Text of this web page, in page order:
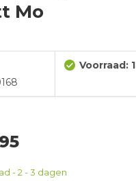
Mo
Voorraad: 1
- 2 - 3 dagen